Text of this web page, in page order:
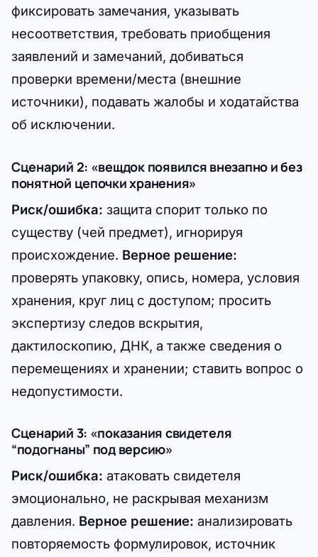
фиксировать замечания, указывать
несоответствия, требовать приобщения
заявлений и замечаний, добиваться
проверки времени/места (внешние
источники), подавать жалобы и ходатайства
об исключении.
Сценарий 2: «вещдок появился внезапно и без
понятной цепочки хранения»
Риск/ошибка: защита спорит только по
существу (чей предмет), игнорируя
происхождение. Верное решение:
проверять упаковку, опись, номера, условия
хранения, круг лиц с доступом; просить
экспертизу следов вскрытия,
дактилоскопию, ДНК, а также сведения о
перемещениях и хранении; ставить вопрос о
недопустимости.
Сценарий 3: «показания свидетеля
“подогнаны” под версию»
Риск/ошибка: атаковать свидетеля
эмоционально, не раскрывая механизм
давления. Верное решение: анализировать
повторяемость формулировок, источник